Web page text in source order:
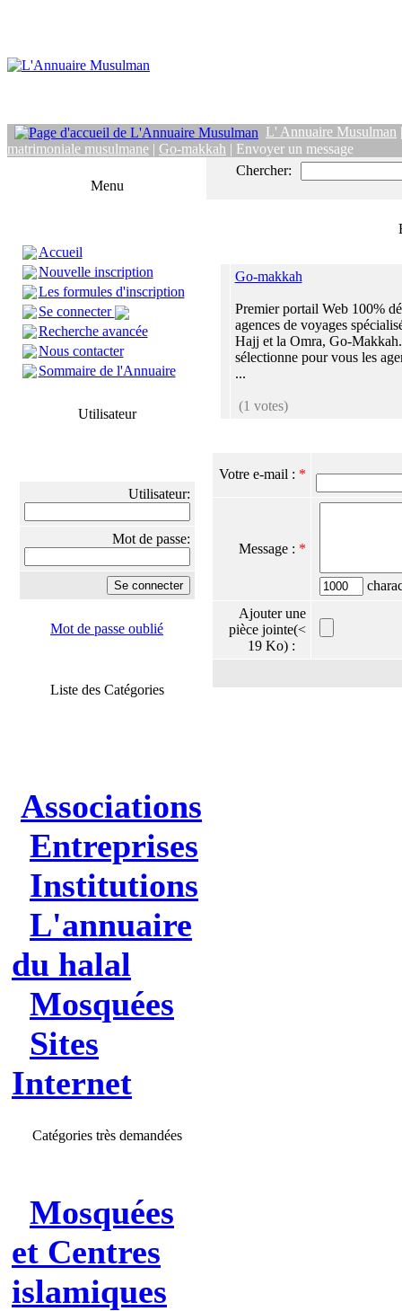
L' Annuaire Musulman
matrimoniale musulmane | Go-makkah | Envoyer un message
Menu
Accueil
Nouvelle inscription
Les formules d'inscription
Se connecter
Recherche avancée
Nous contacter
Sommaire de l'Annuaire
Utilisateur
Utilisateur:
Mot de passe:
Mot de passe oublié
Liste des Catégories
Associations
Entreprises
Institutions
L'annuaire
du halal
Mosquées
Sites
Internet
Catégories très demandées
Mosquées
et Centres
islamiques
Chercher:
Go-makkah
Premier portail Web 100%
agences de voyages
Hajj et la Omra, Go-
sélectionne pour vous les
...
(1 votes)
Votre e-mail : *
Message : *
Ajouter une
pièce jointe(<
19 Ko) :